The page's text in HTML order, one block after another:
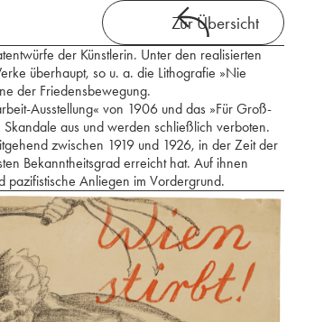
Zur Übersicht
der Künstlerin. Unter den realisierten
überhaupt, so u. a. die Lithografie »Nie
der Friedensbewegung.
Ausstellung« von 1906 und das »Für Groß-
aus und werden schließlich verboten.
zwischen 1919 und 1926, in der Zeit der
Bekanntheitsgrad erreicht hat. Auf ihnen
pazifistische Anliegen im Vordergrund.